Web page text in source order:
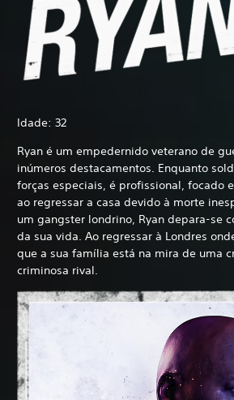
Idade: 32
Ryan é um empedernido veterano de
inúmeros destacamentos. Enquanto
forças especiais, é profissional, focado
ao regressar a casa devido à morte
um gangster londrino, Ryan depara-se
da sua vida. Ao regressar à Londres
que a sua família está na mira de uma
criminosa rival.